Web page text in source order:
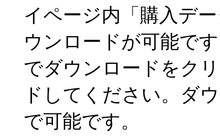
イページ内「購入デ
ウンロードが可能で
でダウンロードをク
ドしてください。ダ
で可能です。